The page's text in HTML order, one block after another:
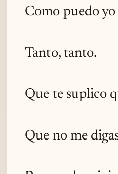
Como puedo
Tanto, tanto.
Que te suplico
Que no me